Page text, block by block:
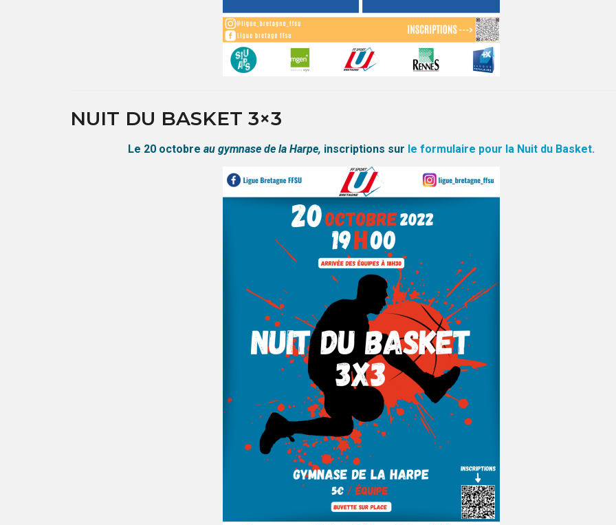
NUIT DU BASKET 3×3
Le 20 octobre au gymnase de la Harpe, inscriptions sur le formulaire pour la Nuit du Basket.